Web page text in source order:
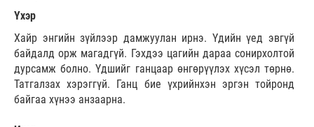
Үхэр
Хайр энгийн зүйлээр дамжуулан ирнэ. Үдийн үед эвгүй
байдалд орж магадгүй. Гэхдээ цагийн дараа сонирхолтой
дурсамж болно. Үдшийг ганцаар өнгөрүүлэх хүсэл төрнө.
Татгалзах хэрэггүй. Ганц бие үхрийнхэн эргэн тойронд
байгаа хүнээ анзаарна.